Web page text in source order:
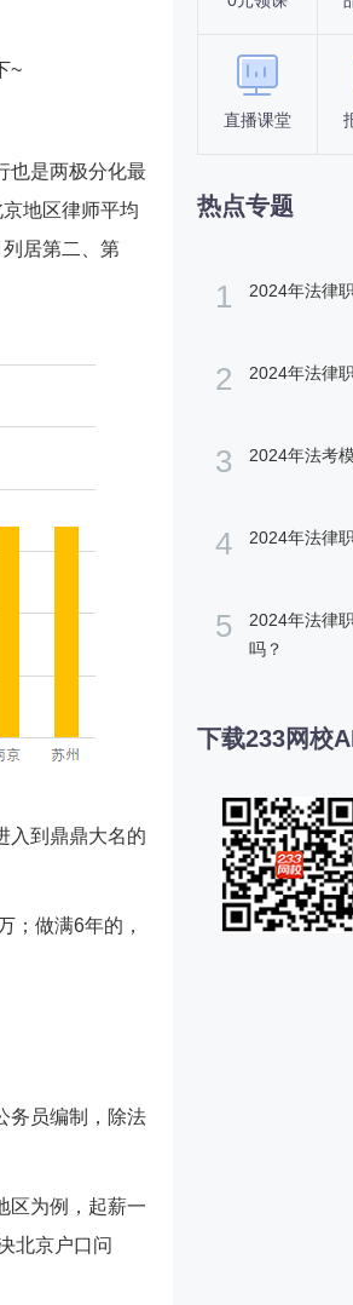
~
也是两极分化最
地区律师平均
居第二、第
入到鼎鼎大名的
；做满6年的，
务员编制，除法
区为例，起薪一
北京户口问
直播课堂
热点专题
1 2024年法律
2 2024年法律
3 2024年法考
4 2024年法律
5
2024年法律
吗？
下载233网校